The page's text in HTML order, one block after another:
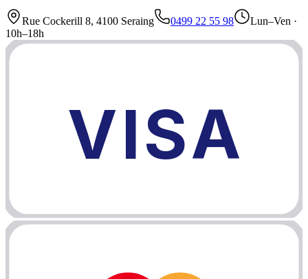
Rue Cockerill 8, 4100 Seraing 0499 22 55 98
Lun–Ven ·
10h–18h
VISA